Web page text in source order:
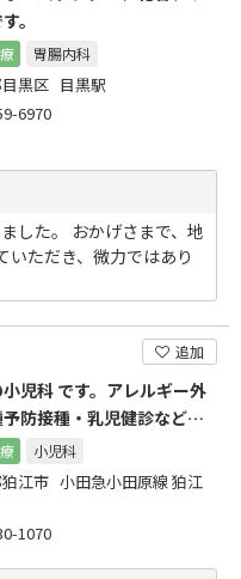
。
胃腸内科
目黒区 目黒駅
6970
した。 おかげさまで、地
ただき、微力ではあり
追加
児科 です。アレルギー外
防接種・乳児健診などご
い。
小児科
江市 小田急小田原線 狛江
1070